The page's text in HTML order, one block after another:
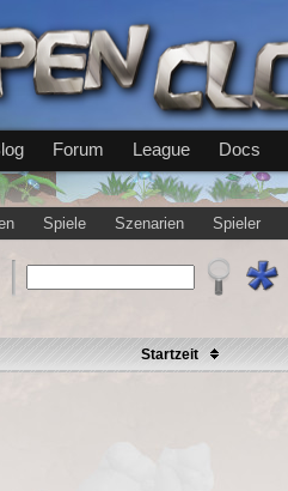
Forum League Docs
Spiele Szenarien Spieler
Startzeit